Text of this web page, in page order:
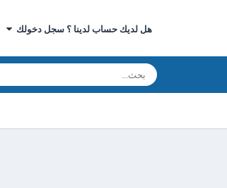
هل لديك حساب لدينا ؟ سجل دخولك